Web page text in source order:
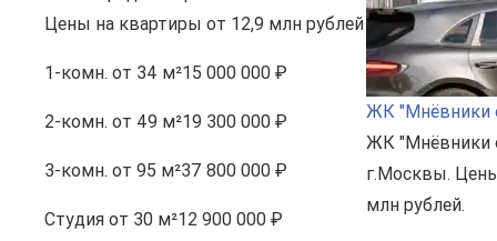
Цены на квартиры от 12,9 млн рублей
1-комн. от 34 м²15 000 000 ₽
2-комн. от 49 м²19 300 000 ₽
3-комн. от 95 м²37 800 000 ₽
Студия от 30 м²12 900 000 ₽
ЖК "Мнёвники
ЖК "Мнёвники
г.Москвы.
млн рублей.